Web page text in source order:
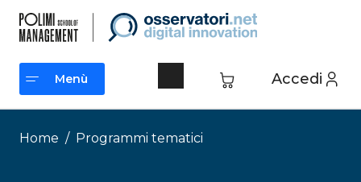
contenuto
Accedi
Menù
Menù
Home / Programmi tematici